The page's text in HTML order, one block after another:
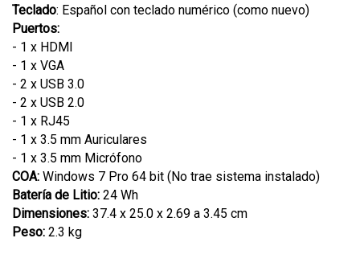
Teclado: Español con teclado numérico (como nuevo)
Puertos:
- 1 x HDMI
- 1 x VGA
- 2 x USB 3.0
- 2 x USB 2.0
- 1 x RJ45
- 1 x 3.5 mm Auriculares
- 1 x 3.5 mm Micrófono
COA: Windows 7 Pro 64 bit (No trae sistema instalado)
Batería de Litio: 24 Wh
Dimensiones: 37.4 x 25.0 x 2.69 a 3.45 cm
Peso: 2.3 kg